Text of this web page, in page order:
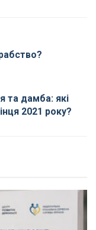
та дамба: які
2021 року?